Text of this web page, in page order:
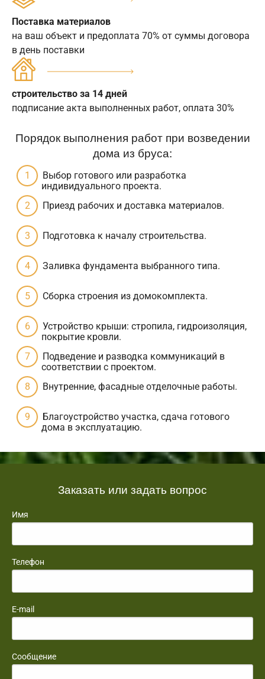
Поставка материалов
на ваш объект и предоплата 70% от суммы договора
в день поставки
строительство за 14 дней
подписание акта выполненных работ, оплата 30%
Порядок выполнения работ при возведении
дома из бруса:
Выбор готового или разработка
индивидуального проекта.
Приезд рабочих и доставка материалов.
Подготовка к началу строительства.
Заливка фундамента выбранного типа.
Сборка строения из домокомплекта.
Устройство крыши: стропила, гидроизоляция,
покрытие кровли.
Подведение и разводка коммуникаций в
соответствии с проектом.
Внутренние, фасадные отделочные работы.
Благоустройство участка, сдача готового
дома в эксплуатацию.
Заказать или задать вопрос
Имя
Телефон
E-mail
Сообщение